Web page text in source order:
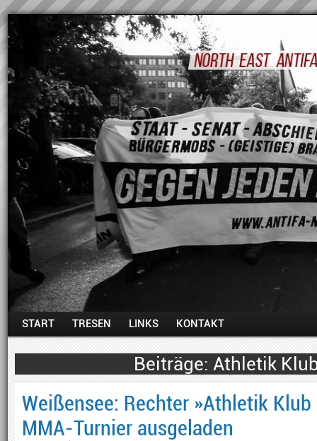
START TRESEN LINKS KONTAKT
Athletik
Weißensee: Rechter »Athletik
MMA-Turnier ausgeladen